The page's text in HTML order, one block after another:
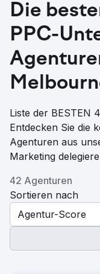
Die
PPC-
Liste der BESTEN
Entdecken Sie die
Agenturen aus
Marketing
42 Agenturen
Sortieren nach
Agentur-Score